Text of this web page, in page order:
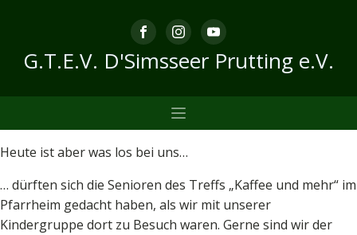
G.T.E.V. D'Simsseer Prutting e.V.
Heute ist aber was los bei uns…
… dürften sich die Senioren des Treffs „Kaffee und mehr“ im
Pfarrheim gedacht haben, als wir mit unserer
Kindergruppe dort zu Besuch waren. Gerne sind wir der